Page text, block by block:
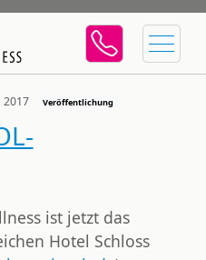
Veröffentlichung
ist jetzt das
Hotel Schloss